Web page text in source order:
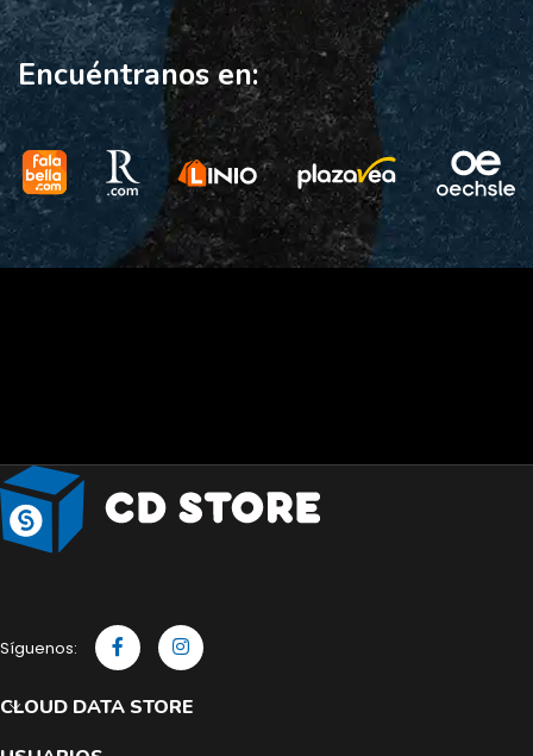
Encuéntranos en:
Síguenos:
CLOUD DATA STORE